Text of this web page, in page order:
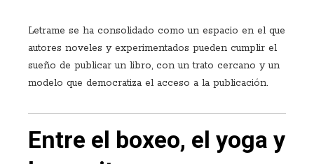
Letrame se ha consolidado como un espacio en el que
autores noveles y experimentados pueden cumplir el
sueño de publicar un libro, con un trato cercano y un
modelo que democratiza el acceso a la publicación.
Entre el boxeo, el yoga y